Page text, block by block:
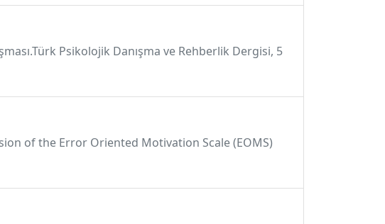
Psikolojik Danışma ve Rehberlik Dergisi, 5
of the Error Oriented Motivation Scale (EOMS)